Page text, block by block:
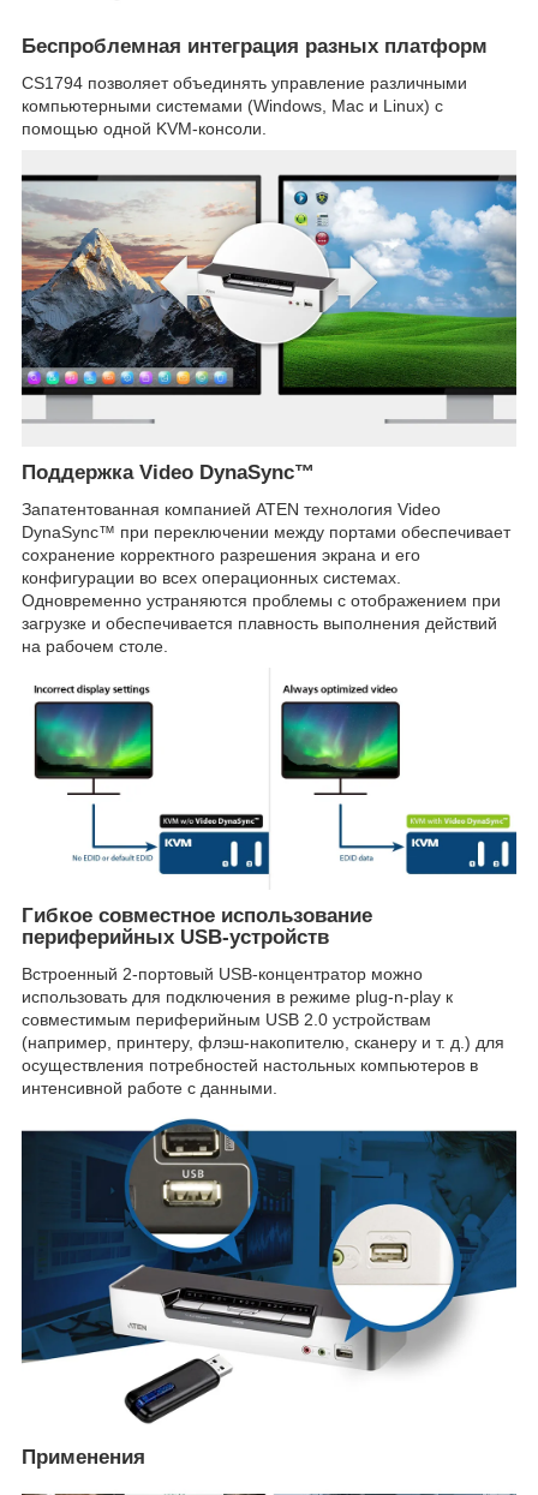
Беспроблемная интеграция разных платформ
CS1794 позволяет объединять управление различными
компьютерными системами (Windows, Mac и Linux) с
помощью одной KVM-консоли.
Поддержка Video DynaSync™
Запатентованная компанией ATEN технология Video
DynaSync™ при переключении между портами обеспечивает
сохранение корректного разрешения экрана и его
конфигурации во всех операционных системах.
Одновременно устраняются проблемы с отображением при
загрузке и обеспечивается плавность выполнения действий
на рабочем столе.
Гибкое совместное использование
периферийных USB-устройств
Встроенный 2-портовый USB-концентратор можно
использовать для подключения в режиме plug-n-play к
совместимым периферийным USB 2.0 устройствам
(например, принтеру, флэш-накопителю, сканеру и т. д.) для
осуществления потребностей настольных компьютеров в
интенсивной работе с данными.
Применения